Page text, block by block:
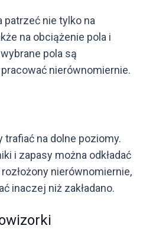
patrzeć nie tylko na
na obciążenie pola i
pola są
nierównomiernie.
na dolne poziomy.
i zapasy można odkładać
nierównomiernie,
inaczej niż zakładano.